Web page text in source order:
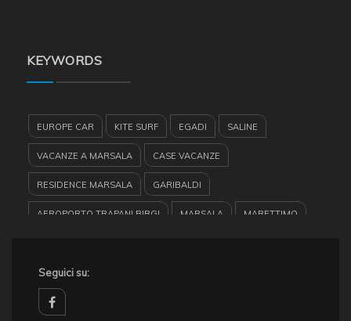
KEYWORDS
EUROPE CAR KITE SURF EGADI SALINE
VACANZE A MARSALA CASE VACANZE
RESIDENCE MARSALA GARIBALDI
AEROPORTO TRAPANI BIRGI MARSALA MARETTIMO
MACROBIOTICO A MARSALA
RENT CAR
Seguici su: